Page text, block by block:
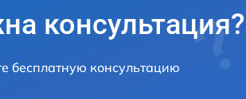
консультация?
бесплатную консультацию